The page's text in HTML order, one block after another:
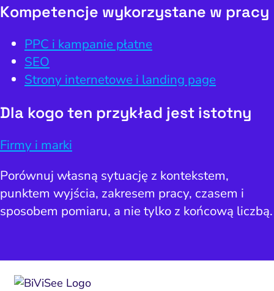
Kompetencje wykorzystane w pracy
PPC i kampanie płatne
SEO
Strony internetowe i landing page
Dla kogo ten przykład jest istotny
Firmy i marki
Porównuj własną sytuację z kontekstem,
punktem wyjścia, zakresem pracy, czasem i
sposobem pomiaru, a nie tylko z końcową liczbą.